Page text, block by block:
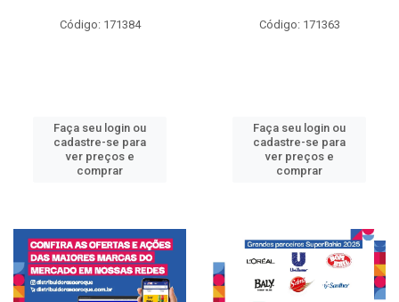
Código: 171384
Faça seu login ou
cadastre-se para
ver preços e
comprar
Código: 171363
Faça seu login ou
cadastre-se para
ver preços e
comprar